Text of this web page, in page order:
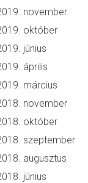
november
október
június
április
március
november
október
szeptember
augusztus
június